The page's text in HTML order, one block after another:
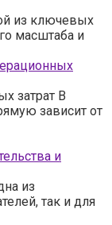
из ключевых
масштаба и
затрат В
зависит от
и
из
так и для